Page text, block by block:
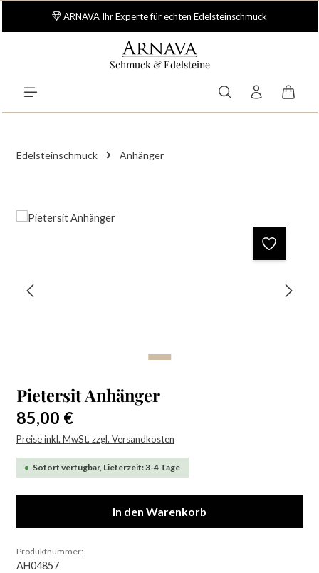
Zum Hauptinhalt springen
ARNAVA Ihr Experte für echten Edelsteinschmuck
Schmuck & Edelsteine
Edelsteinschmuck Anhänger
Bildergalerie überspringen
Pietersit Anhänger
Regulärer Preis:
85,00 €
Preise inkl. MwSt. zzgl. Versandkosten
Sofort verfügbar, Lieferzeit: 3-4 Tage
In den Warenkorb
Produktnummer:
AH04857